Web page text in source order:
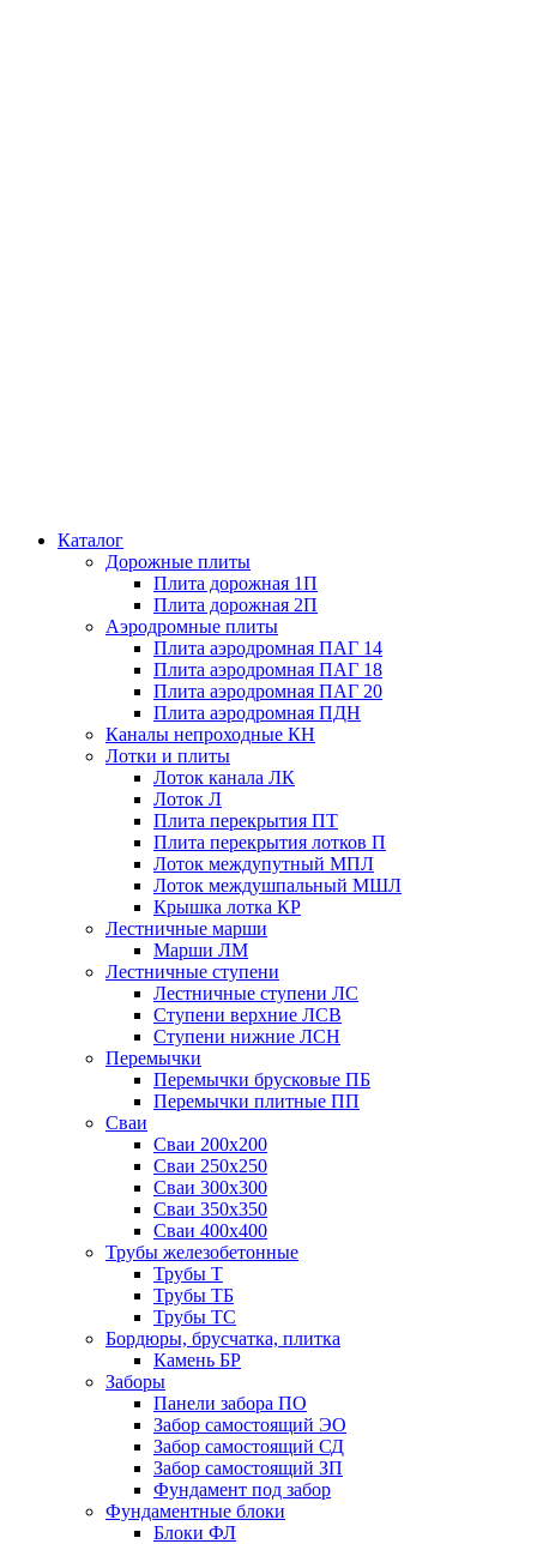
Каталог
Дорожные плиты
Плита дорожная 1П
Плита дорожная 2П
Аэродромные плиты
Плита аэродромная ПАГ 14
Плита аэродромная ПАГ 18
Плита аэродромная ПАГ 20
Плита аэродромная ПДН
Каналы непроходные КН
Лотки и плиты
Лоток канала ЛК
Лоток Л
Плита перекрытия ПТ
Плита перекрытия лотков П
Лоток междупутный МПЛ
Лоток междушпальный МШЛ
Крышка лотка КР
Лестничные марши
Марши ЛМ
Лестничные ступени
Лестничные ступени ЛС
Ступени верхние ЛСВ
Ступени нижние ЛСН
Перемычки
Перемычки брусковые ПБ
Перемычки плитные ПП
Сваи
Сваи 200х200
Сваи 250х250
Сваи 300х300
Сваи 350х350
Сваи 400х400
Трубы железобетонные
Трубы Т
Трубы ТБ
Трубы ТС
Бордюры, брусчатка, плитка
Камень БР
Заборы
Панели забора ПО
Забор самостоящий ЭО
Забор самостоящий СД
Забор самостоящий ЗП
Фyндамент под забор
Фундаментные блоки
Блоки ФЛ